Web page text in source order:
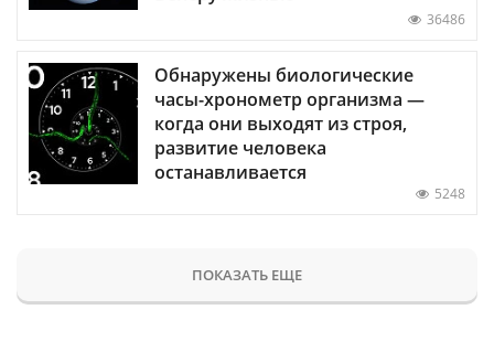
36486
Обнаружены биологические
часы-хронометр организма —
когда они выходят из строя,
развитие человека
останавливается
5248
ПОКАЗАТЬ ЕЩЕ